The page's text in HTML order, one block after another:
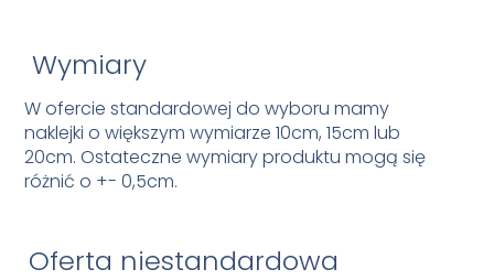
Wymiary
W ofercie standardowej do wyboru mamy
naklejki o większym wymiarze 10cm, 15cm lub
20cm. Ostateczne wymiary produktu mogą się
różnić o +- 0,5cm.
Oferta niestandardowa